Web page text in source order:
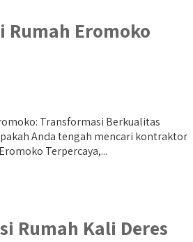
Rumah Eromoko
Transformasi Berkualitas
Anda tengah mencari kontraktor
Terpercaya,...
Rumah Kali Deres